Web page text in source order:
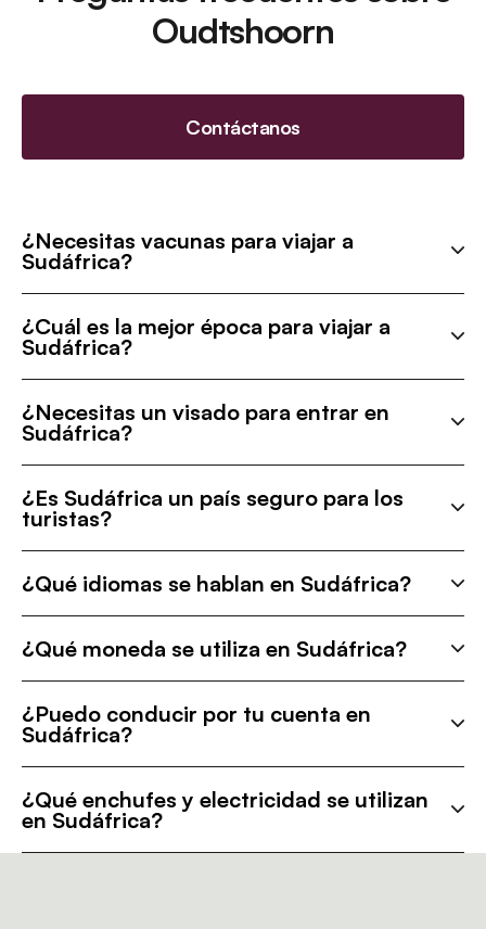
Oudtshoorn
Contáctanos
¿Necesitas vacunas para viajar a
Sudáfrica?
¿Cuál es la mejor época para viajar a
Sudáfrica?
¿Necesitas un visado para entrar en
Sudáfrica?
¿Es Sudáfrica un país seguro para los
turistas?
¿Qué idiomas se hablan en Sudáfrica?
¿Qué moneda se utiliza en Sudáfrica?
¿Puedo conducir por tu cuenta en
Sudáfrica?
¿Qué enchufes y electricidad se utilizan
en Sudáfrica?